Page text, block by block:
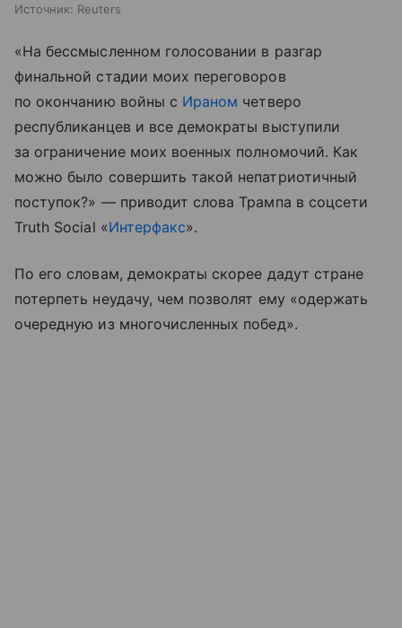
Источник: Reuters
«На бессмысленном голосовании в разгар
финальной стадии моих переговоров
по окончанию войны с Ираном четверо
республиканцев и все демократы выступили
за ограничение моих военных полномочий. Как
можно было совершить такой непатриотичный
поступок?» — приводит слова Трампа в соцсети
Truth Social «Интерфакс».
По его словам, демократы скорее дадут стране
потерпеть неудачу, чем позволят ему «одержать
очередную из многочисленных побед».